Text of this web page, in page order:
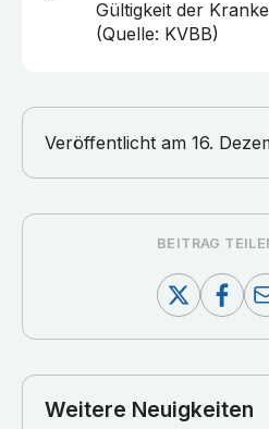
Gültigkeit der
(Quelle: KVBB)
Veröffentlicht am 16.
BEITRAG
Weitere Neuigkeiten